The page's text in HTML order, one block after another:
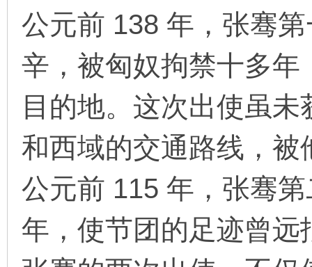
公元前 138 年，张骞
辛，被匈奴拘禁十多
目的地。这次出使虽
和西域的交通路线，被
公元前 115 年，张骞
年，使节团的足迹曾远